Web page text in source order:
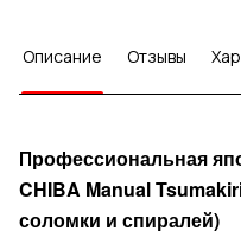
Описание Отзывы
Профессиональная
CHIBA Manual
соломки и спиралей)